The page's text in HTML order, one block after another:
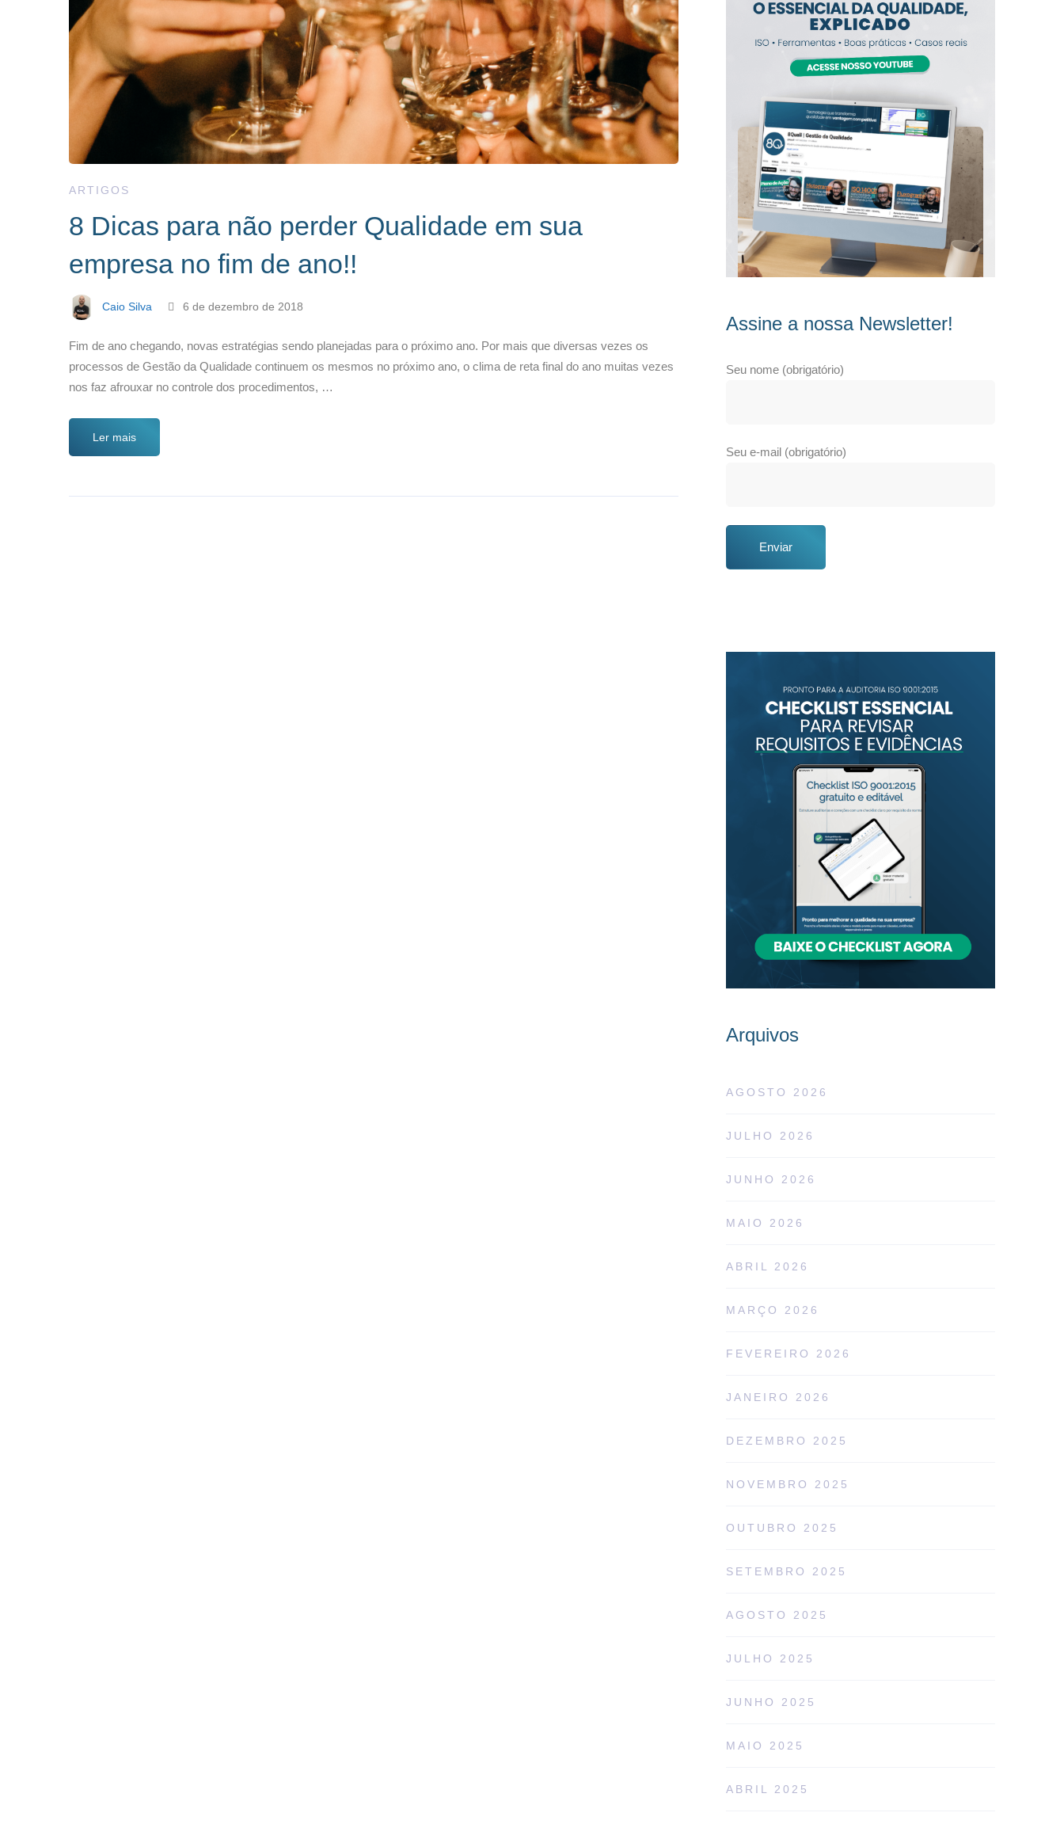
ARTIGOS
8 Dicas para não perder Qualidade em sua
empresa no fim de ano!!
Caio Silva 6 de dezembro de 2018
Fim de ano chegando, novas estratégias sendo planejadas para o próximo ano. Por mais que diversas vezes os
processos de Gestão da Qualidade continuem os mesmos no próximo ano, o clima de reta final do ano muitas vezes
nos faz afrouxar no controle dos procedimentos, …
Ler mais
Assine a nossa Newsletter!
Seu nome (obrigatório)
Seu e-mail (obrigatório)
Arquivos
AGOSTO 2026
JULHO 2026
JUNHO 2026
MAIO 2026
ABRIL 2026
MARÇO 2026
FEVEREIRO 2026
JANEIRO 2026
DEZEMBRO 2025
NOVEMBRO 2025
OUTUBRO 2025
SETEMBRO 2025
AGOSTO 2025
JULHO 2025
JUNHO 2025
MAIO 2025
ABRIL 2025